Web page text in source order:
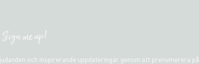
Sign me up!
och inspirerande uppdateringar genom att prenumerera på